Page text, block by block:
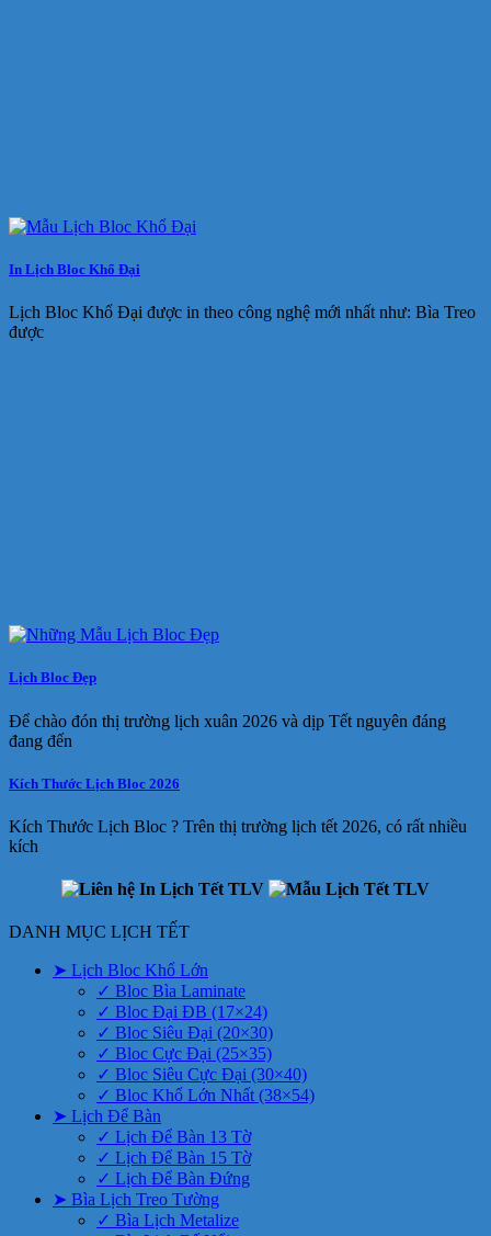
In Lịch Bloc Khổ Đại
Lịch Bloc Khổ Đại được in theo công nghệ mới nhất như: Bìa Treo
được
Lịch Bloc Đẹp
Để chào đón thị trường lịch xuân 2026 và dịp Tết nguyên đáng
đang đến
Kích Thước Lịch Bloc 2026
Kích Thước Lịch Bloc ? Trên thị trường lịch tết 2026, có rất nhiều
kích
DANH MỤC LỊCH TẾT
➤ Lịch Bloc Khổ Lớn
✓ Bloc Bìa Laminate
✓ Bloc Đại ĐB (17×24)
✓ Bloc Siêu Đại (20×30)
✓ Bloc Cực Đại (25×35)
✓ Bloc Siêu Cực Đại (30×40)
✓ Bloc Khổ Lớn Nhất (38×54)
➤ Lịch Để Bàn
✓ Lịch Để Bàn 13 Tờ
✓ Lịch Để Bàn 15 Tờ
✓ Lịch Để Bàn Đứng
➤ Bìa Lịch Treo Tường
✓ Bìa Lịch Metalize